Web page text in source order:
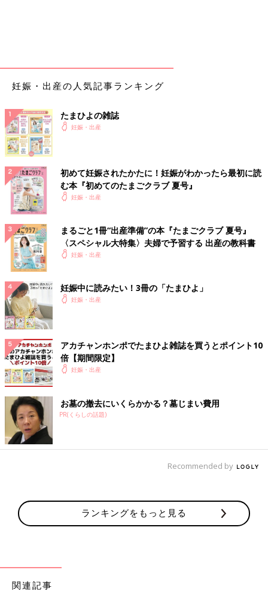
「収納BOXに写真をつければ、何をどこにしまうのかすぐわかる
から、子どもでも出し入れが簡単。散らかしても、自分で片づけ
収納アイテムを白で統一して、スペースを広く見せる
がすぐにわかるから、意外と掃除もしやすいんです。そろえるだ
けでおしゃれに見えるのもGOOD」
妊娠・出産の人気記事ランキング
たまひよの雑誌
妊娠・出産
初めて妊娠されたかたに！妊娠がわかったら最初に読
む本『初めてのたまごクラブ 夏号』
妊娠・出産
まるごと1冊“出産準備”の本『たまごクラブ 夏号』
〈スペシャル大特集〉夫婦で予習する 出産の教科書
妊娠・出産
妊娠中に読みたい！3冊の「たまひよ」
妊娠・出産
アカチャンホンポでたまひよ雑誌を買うとポイント10
倍【期間限定】
妊娠・出産
お墓の撤去にいくらかかる？墓じまい費用
PR(くらしの話題)
Recommended by
ランキングをもっと見る
関連記事